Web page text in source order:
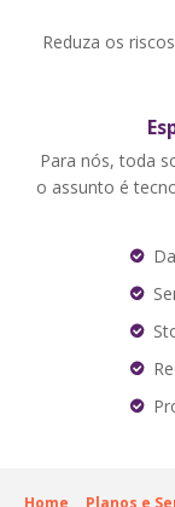
Reduza os
Para nós, toda
o assunto é
Home Planos e